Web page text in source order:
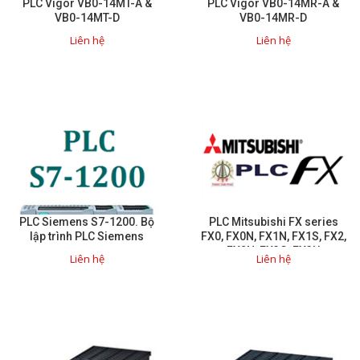
PLC Vigor VB0-14MT-A &
VB0-14MT-D
Liên hệ
PLC Vigor VB0-14MR-A &
VB0-14MR-D
Liên hệ
PLC Siemens S7-1200. Bộ
lập trình PLC Siemens
Liên hệ
PLC Mitsubishi FX series
FX0, FX0N, FX1N, FX1S, FX2,
FX2N, FX3G, FX3U
Liên hệ
Sửa motor - Quấn motor
Lập trình hệ thống Scada
Lập trình hệ thống Servo
Crack password PLC
Crack password HMI